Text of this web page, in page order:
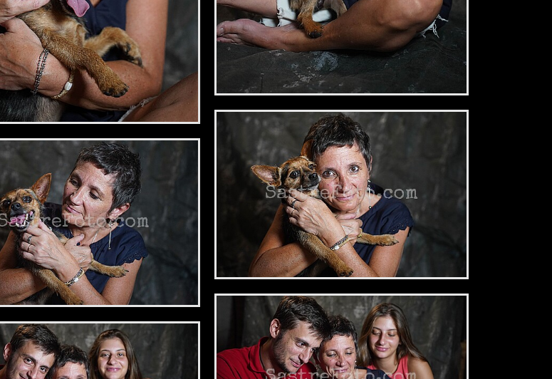
2,34 €
2,34 €
2,34 €
2,34 €